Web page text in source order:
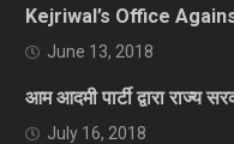
Kejriwal’s Office
June 13, 2018
आम आदमी पार्टी द्वारा राज्य
July 16, 2018